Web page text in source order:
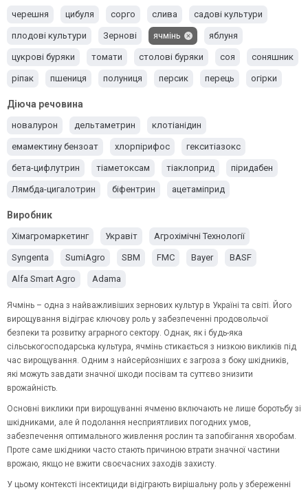
черешня цибуля сорго слива садові культури
плодові культури Зернові ячмінь яблуня
цукрові буряки томати столові буряки соя соняшник
ріпак пшениця полуниця персик перець огірки
люцерна Кукурудза
Горох Вишня Виноград Баклажани
Діюча речовина
новалурон дельтаметрин клотіанідин
емамектину бензоат хлорпірифос гекситіазокс
бета-цифлутрин тіаметоксам тіаклоприд піридабен
Лямбда-цигалотрин біфентрин ацетаміприд
альфа-циперметрин
Виробник
Хімагромаркетинг Укравіт Агрохімічні Технології
Syngenta SumiAgro SBM FMC Bayer BASF
Alfa Smart Agro Adama
Ячмінь – одна з найважливіших зернових культур в Україні та світі. Його
вирощування відіграє ключову роль у забезпеченні продовольчої
безпеки та розвитку аграрного сектору. Однак, як і будь-яка
сільськогосподарська культура, ячмінь стикається з низкою викликів під
час вирощування. Одним з найсерйозніших є загроза з боку шкідників,
які можуть завдати значної шкоди посівам та суттєво знизити
врожайність.
Основні виклики при вирощуванні ячменю включають не лише боротьбу зі
шкідниками, але й подолання несприятливих погодних умов,
забезпечення оптимального живлення рослин та запобігання хворобам.
Проте саме шкідники часто стають причиною втрати значної частини
врожаю, якщо не вжити своєчасних заходів захисту.
У цьому контексті інсектициди відіграють вирішальну роль у збереженні